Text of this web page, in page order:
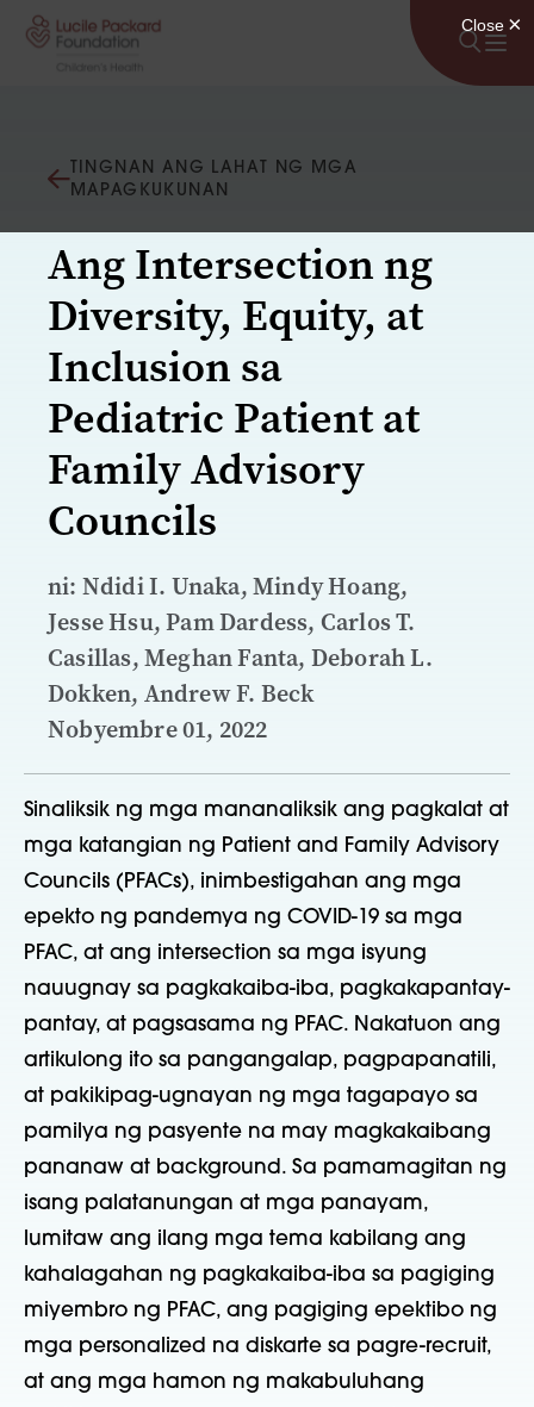
Lumaktaw sa nilalaman
TINGNAN ANG LAHAT NG MGA
MAPAGKUKUNAN
Ang Intersection ng
Diversity, Equity, at
Inclusion sa
Pediatric Patient at
Family Advisory
Councils
ni: Ndidi I. Unaka, Mindy Hoang,
Jesse Hsu, Pam Dardess, Carlos T.
Casillas, Meghan Fanta, Deborah L.
Dokken, Andrew F. Beck
Nobyembre 01, 2022
Sinaliksik ng mga mananaliksik ang pagkalat at
mga katangian ng Patient and Family Advisory
Councils (PFACs), inimbestigahan ang mga
epekto ng pandemya ng COVID-19 sa mga
PFAC, at ang intersection sa mga isyung
nauugnay sa pagkakaiba-iba, pagkakapantay-
pantay, at pagsasama ng PFAC. Nakatuon ang
artikulong ito sa pangangalap, pagpapanatili,
at pakikipag-ugnayan ng mga tagapayo sa
pamilya ng pasyente na may magkakaibang
pananaw at background. Sa pamamagitan ng
isang palatanungan at mga panayam,
lumitaw ang ilang mga tema kabilang ang
kahalagahan ng pagkakaiba-iba sa pagiging
miyembro ng PFAC, ang pagiging epektibo ng
mga personalized na diskarte sa pagre-recruit,
at ang mga hamon ng makabuluhang